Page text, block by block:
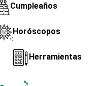
Cumpleaños
Horóscopos
Herramientas